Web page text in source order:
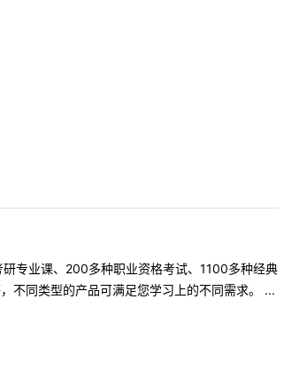
专业课、200多种职业资格考试、1100多种经典
不同类型的产品可满足您学习上的不同需求。 ...